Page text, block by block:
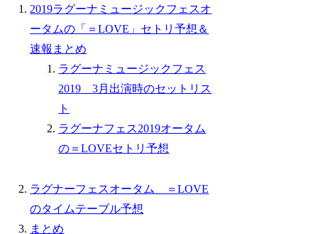
2019ラグーナミュージックフェスオ
ータムの「＝LOVE」セトリ予想＆
速報まとめ
ラグーナミュージックフェス
2019 3月出演時のセットリス
ト
ラグーナフェス2019オータム
の＝LOVEセトリ予想
ラグナーフェスオータム ＝LOVE
のタイムテーブル予想
まとめ